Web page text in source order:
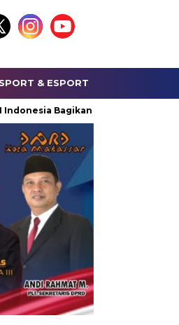
SPORT & ESPORT
Bagikan Keseruan Saat Liputan